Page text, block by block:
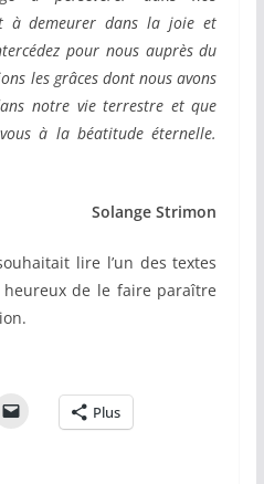
à demeurer dans la joie et
pour nous auprès du
les grâces dont nous avons
notre vie terrestre et que
à la béatitude éternelle.
Solange Strimon
lire l’un des textes
de le faire paraître
Plus